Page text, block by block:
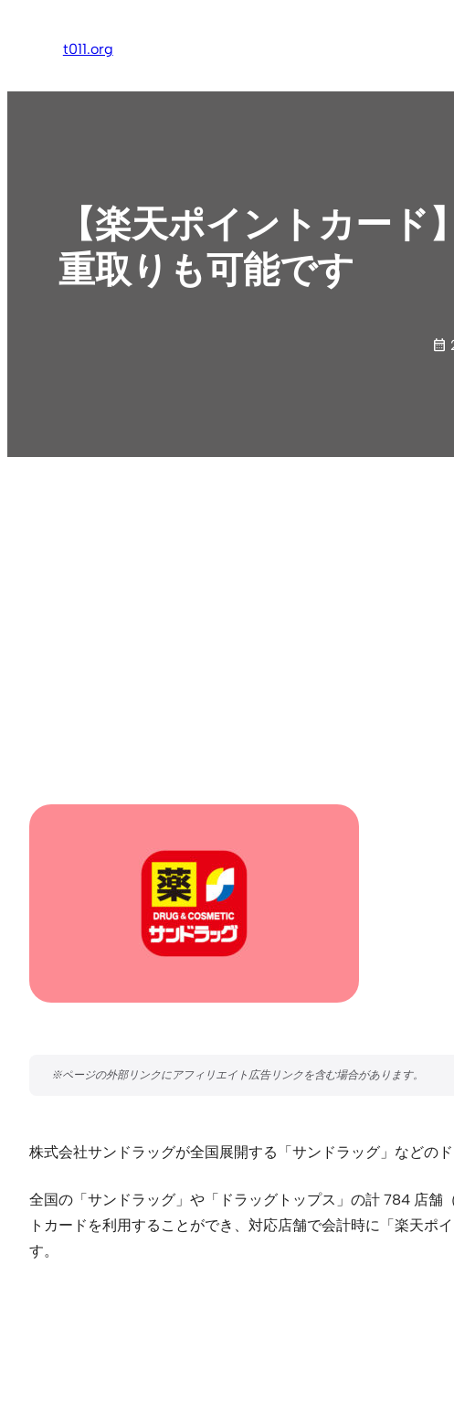
ス
t011.org
【楽天ポイントカー
重取りも可能です
株式会社サンドラッグが全国展開する「サンドラッグ」などの
全国の「サンドラッグ」や「ドラッグトップス」の計 784 店
トカードを利用することができ、対応店舗で会計時に「楽天ポ
す。